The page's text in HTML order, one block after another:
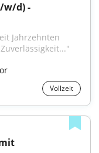
w/d) -
Jahrzehnten
Vollzeit